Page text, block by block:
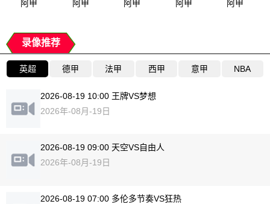
阿甲 阿甲 阿甲 阿甲 阿甲
录像推荐
英超 德甲 法甲 西甲 意甲 NBA
2026-08-19 10:00 王牌VS梦想
2026年-08月-19日
2026-08-19 09:00 天空VS自由人
2026年-08月-19日
2026-08-19 07:00 多伦多节奏VS狂热